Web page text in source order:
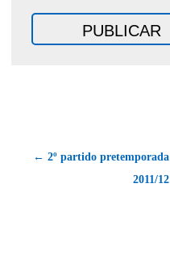
← 2º partido pretemporada
2011/12